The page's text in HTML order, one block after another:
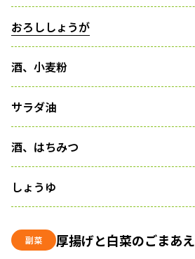
おろししょうが
酒、小麦粉
サラダ油
酒、はちみつ
しょうゆ
副菜 厚揚げと白菜のごまあえ